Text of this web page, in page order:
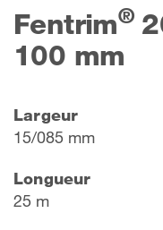
Fentrim®
100 mm
Largeur
15/085 mm
Longueur
25 m